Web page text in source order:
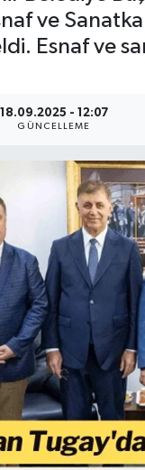
ve
Esnaf ve
18.09.2025 - 12:07
GÜNCELLEME